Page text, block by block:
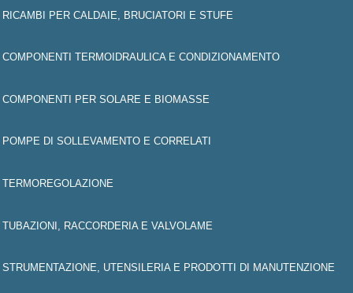
RICAMBI PER CALDAIE, BRUCIATORI E STUFE
COMPONENTI TERMOIDRAULICA E CONDIZIONAMENTO
COMPONENTI PER SOLARE E BIOMASSE
POMPE DI SOLLEVAMENTO E CORRELATI
TERMOREGOLAZIONE
TUBAZIONI, RACCORDERIA E VALVOLAME
STRUMENTAZIONE, UTENSILERIA E PRODOTTI DI MANUTENZIONE